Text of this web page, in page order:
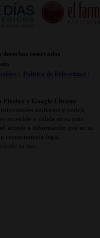
derechos reservados
|
Politica de Privacidad /
Firefox y Google Chrome
sanitarios y podría
accesible o válida en su país.
accede a información que en su
requerimiento legal,
su uso.